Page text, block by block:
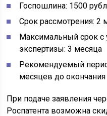
Госпошлина: 1500
Срок рассмотрения: 2
Максимальный срок с
экспертизы: 3 месяца
Рекомендуемый
месяцев до окончания
При подаче заявления
Роспатента возможна